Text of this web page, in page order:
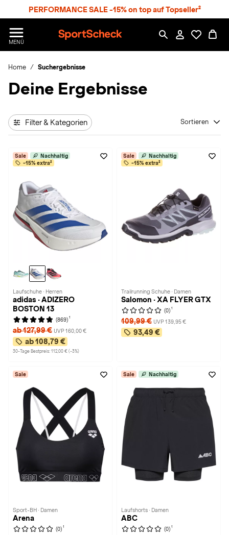
PERFORMANCE SALE -15% on top auf Topseller²
MENÜ
p
r
e
c
k
Home Suchergebnisse
Deine Ergebnisse
Filter & Kategorien Sortieren
Sale
Nachhaltig
-15% extra²
Laufschuhe · Herren
adidas · ADIZERO
BOSTON 13
(869) 1
ab 127,99 € UVP 160,00 €
ab 108,79 €
30-Tage Bestpreis: 112,00 € (-3%)
Sale
Nachhaltig
-15% extra²
Trailrunning Schuhe · Damen
Salomon · XA FLYER GTX
(0) 1
109,99 € UVP 139,95 €
93,49 €
Sale
Sport-BH · Damen
Arena
(0) 1
Sale Nachhaltig
Laufshorts · Damen
ABC
(0) 1